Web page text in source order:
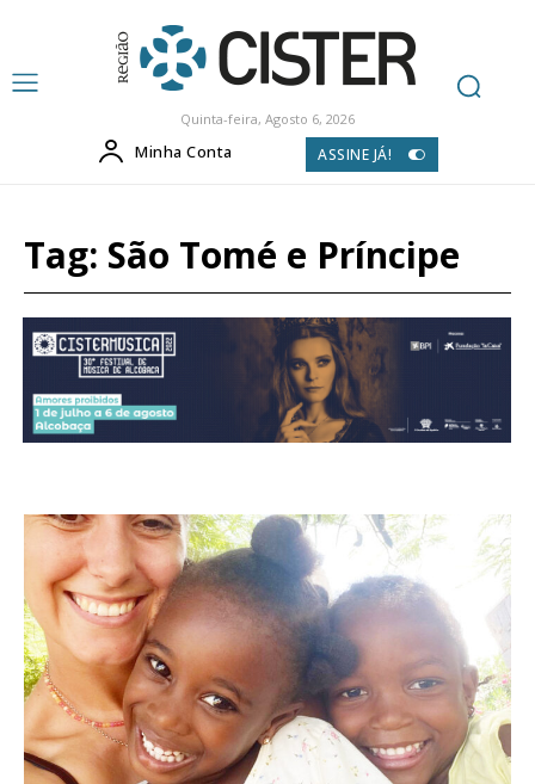
Quinta-feira, Agosto 6, 2026
Minha Conta ASSINE JÁ!
Tag: São Tomé e Príncipe